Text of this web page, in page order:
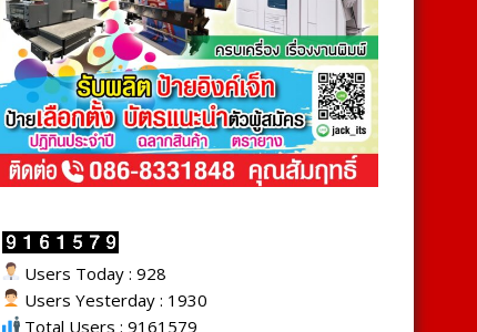
Users Today : 928
Users Yesterday : 1930
Total Users : 9161579